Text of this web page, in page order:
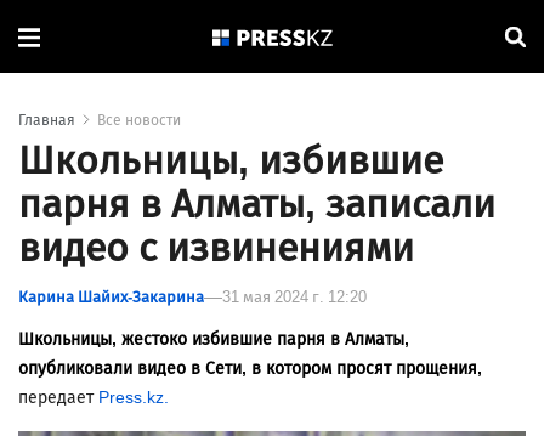
Главная Все новости
Школьницы, избившие
парня в Алматы, записали
видео с извинениями
Карина Шайих-Закарина 31 мая 2024 г. 12:20
Школьницы, жестоко избившие парня в Алматы,
опубликовали видео в Сети, в котором просят прощения,
передает Press.kz.